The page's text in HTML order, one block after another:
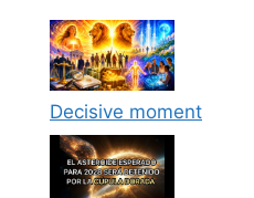
Decisive moment